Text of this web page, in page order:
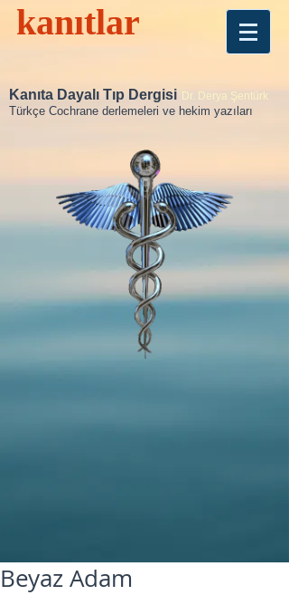
kanıtlar
Kanıta Dayalı Tıp Dergisi Dr. Derya Şentürk
Türkçe Cochrane derlemeleri ve hekim yazıları
Beyaz Adam